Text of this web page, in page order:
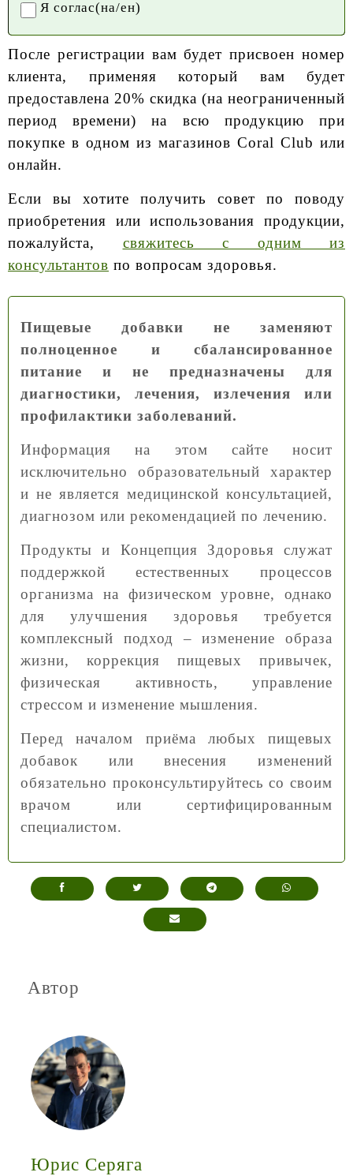
Я соглас(на/ен)
После регистрации вам будет присвоен номер
клиента, применяя который вам будет
предоставлена 20% скидка (на неограниченный
период времени) на всю продукцию при
покупке в одном из магазинов Coral Club или
онлайн.
Если вы хотите получить совет по поводу
приобретения или использования продукции,
пожалуйста, свяжитесь с одним из
консультантов по вопросам здоровья.
Пищевые добавки не заменяют
полноценное и сбалансированное
питание и не предназначены для
диагностики, лечения, излечения или
профилактики заболеваний.
Информация на этом сайте носит
исключительно образовательный характер
и не является медицинской консультацией,
диагнозом или рекомендацией по лечению.
Продукты и Концепция Здоровья служат
поддержкой естественных процессов
организма на физическом уровне, однако
для улучшения здоровья требуется
комплексный подход – изменение образа
жизни, коррекция пищевых привычек,
физическая активность, управление
стрессом и изменение мышления.
Перед началом приёма любых пищевых
добавок или внесения изменений
обязательно проконсультируйтесь со своим
врачом или сертифицированным
специалистом.
Автор
Юрис Серяга